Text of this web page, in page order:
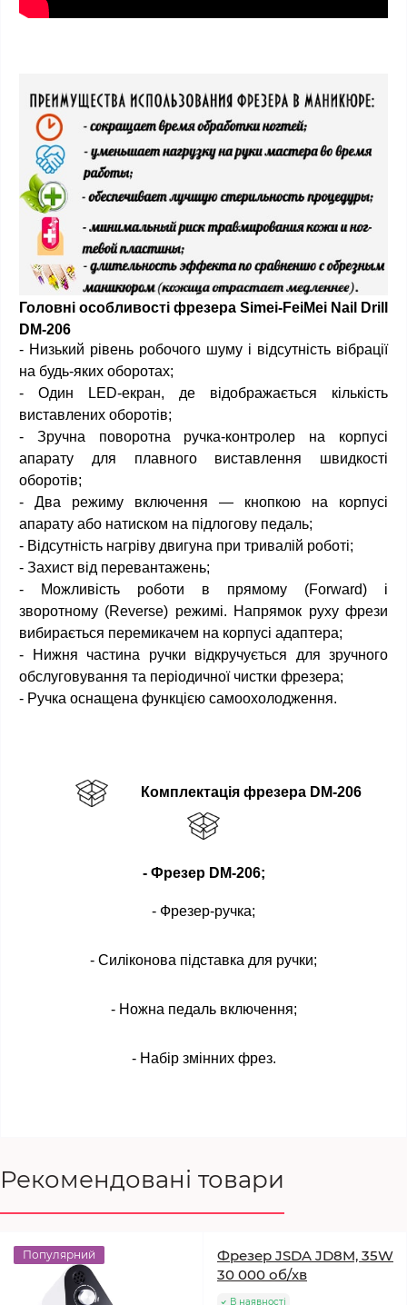
Головні особливості фрезера Simei-FeiMei Nail Drill
DM-206
- Низький рівень робочого шуму і відсутність вібрації
на будь-яких оборотах;
- Один LED-екран, де відображається кількість
виставлених оборотів;
- Зручна поворотна ручка-контролер на корпусі
апарату для плавного виставлення швидкості
оборотів;
- Два режиму включення — кнопкою на корпусі
апарату або натиском на підлогову педаль;
- Відсутність нагріву двигуна при тривалій роботі;
- Захист від перевантажень;
- Можливість роботи в прямому (Forward) і
зворотному (Reverse) режимі. Напрямок руху фрези
вибирається перемикачем на корпусі адаптера;
- Нижня частина ручки відкручується для зручного
обслуговування та періодичної чистки фрезера;
- Ручка оснащена функцією самоохолодження.
Комплектація фрезера DM-206
- Фрезер DM-206;
- Фрезер-ручка;
- Силіконова підставка для ручки;
- Ножна педаль включення;
- Набір змінних фрез.
Рекомендовані товари
Популярний
Фрезер JSDA JD8M, 35W
30 000 об/хв
В наявності